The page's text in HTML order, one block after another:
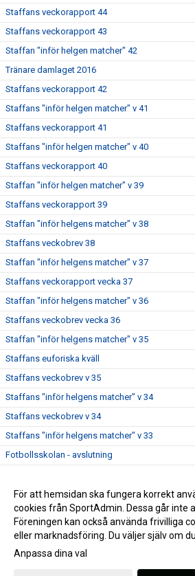
Staffans veckorapport 44
Staffans veckorapport 43
Staffan "inför helgen matcher" 42
Tränare damlaget 2016
Staffans veckorapport 42
Staffans "inför helgen matcher" v 41
Staffans veckorapport 41
Staffans "inför helgen matcher" v 40
Staffans veckorapport 40
Staffan "inför helgen matcher" v 39
Staffans veckorapport 39
Staffan "inför helgens matcher" v 38
Staffans veckobrev 38
Staffan "inför helgens matcher" v 37
Staffans veckorapport vecka 37
Staffan "inför helgens matcher" v 36
Staffans veckobrev vecka 36
Staffan "inför helgens matcher" v 35
Staffans euforiska kväll
Staffans veckobrev v 35
Staffans "inför helgens matcher" v 34
Staffans veckobrev v 34
Staffans "inför helgens matcher" v 33
Fotbollsskolan - avslutning
Staffans veckobrev v 32
Staffans “inför helgens matcher” v 31
Gå till Webbversion
För att hemsidan ska fungera korrekt
cookies från SportAdmin. Dessa går inte
Föreningen kan också använda frivilliga
eller marknadsföring. Du väljer själv om
Anpassa dina val